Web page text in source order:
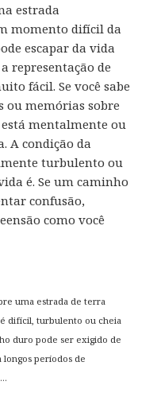
estrada
momento difícil da
escapar da vida
representação de
fácil. Se você sabe
ou memórias sobre
mentalmente ou
A condição da
turbulento ou
é. Se um caminho
confusão,
como você
uma estrada de terra
difícil, turbulento ou cheia
duro pode ser exigido de
longos períodos de